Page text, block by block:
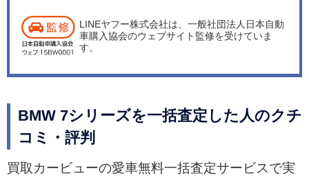
LINEヤフー株式会社は、一般社団法人日本自動
車購入協会のウェブサイト監修を受けていま
す。
BMW 7シリーズを一括査定した人のクチ
コミ・評判
買取カービューの愛車無料一括査定サービスで実